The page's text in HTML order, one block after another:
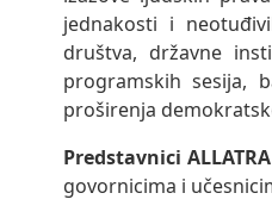
jednakosti i
društva, državne
programskih sesija,
proširenja
Predstavnici
govornicima i